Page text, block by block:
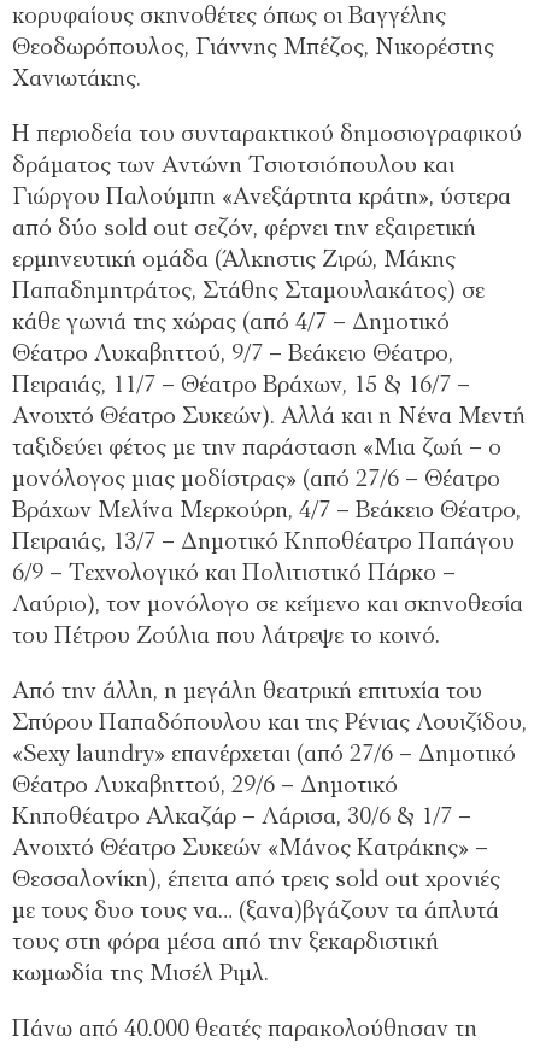
κορυφαίους σκηνοθέτες όπως οι Βαγγέλης
Θεοδωρόπουλος, Γιάννης Μπέζος, Νικορέστης
Χανιωτάκης.
Η περιοδεία του συνταρακτικού δημοσιογραφικού
δράματος των Αντώνη Τσιοτσιόπουλου και
Γιώργου Παλούμπη «Ανεξάρτητα κράτη», ύστερα
από δύο sold out σεζόν, φέρνει την εξαιρετική
ερμηνευτική ομάδα (Άλκηστις Ζιρώ, Μάκης
Παπαδημητράτος, Στάθης Σταμουλακάτος) σε
κάθε γωνιά της χώρας (από 4/7 – Δημοτικό
Θέατρο Λυκαβηττού, 9/7 – Βεάκειο Θέατρο,
Πειραιάς, 11/7 – Θέατρο Βράχων, 15 & 16/7 –
Ανοιχτό Θέατρο Συκεών). Αλλά και η Νένα Μεντή
ταξιδεύει φέτος με την παράσταση «Μια ζωή – ο
μονόλογος μιας μοδίστρας» (από 27/6 – Θέατρο
Βράχων Μελίνα Μερκούρη, 4/7 – Βεάκειο Θέατρο,
Πειραιάς, 13/7 – Δημοτικό Κηποθέατρο Παπάγου
6/9 – Τεχνολογικό και Πολιτιστικό Πάρκο –
Λαύριο), τον μονόλογο σε κείμενο και σκηνοθεσία
του Πέτρου Ζούλια που λάτρεψε το κοινό.
Από την άλλη, η μεγάλη θεατρική επιτυχία του
Σπύρου Παπαδόπουλου και της Ρένιας Λουιζίδου,
«Sexy laundry» επανέρχεται (από 27/6 – Δημοτικό
Θέατρο Λυκαβηττού, 29/6 – Δημοτικό
Κηποθέατρο Αλκαζάρ – Λάρισα, 30/6 & 1/7 –
Ανοιχτό Θέατρο Συκεών «Μάνος Κατράκης» –
Θεσσαλονίκη), έπειτα από τρεις sold out χρονιές
με τους δυο τους να… (ξανα)βγάζουν τα άπλυτά
τους στη φόρα μέσα από την ξεκαρδιστική
κωμωδία της Μισέλ Ριμλ.
Πάνω από 40.000 θεατές παρακολούθησαν τη